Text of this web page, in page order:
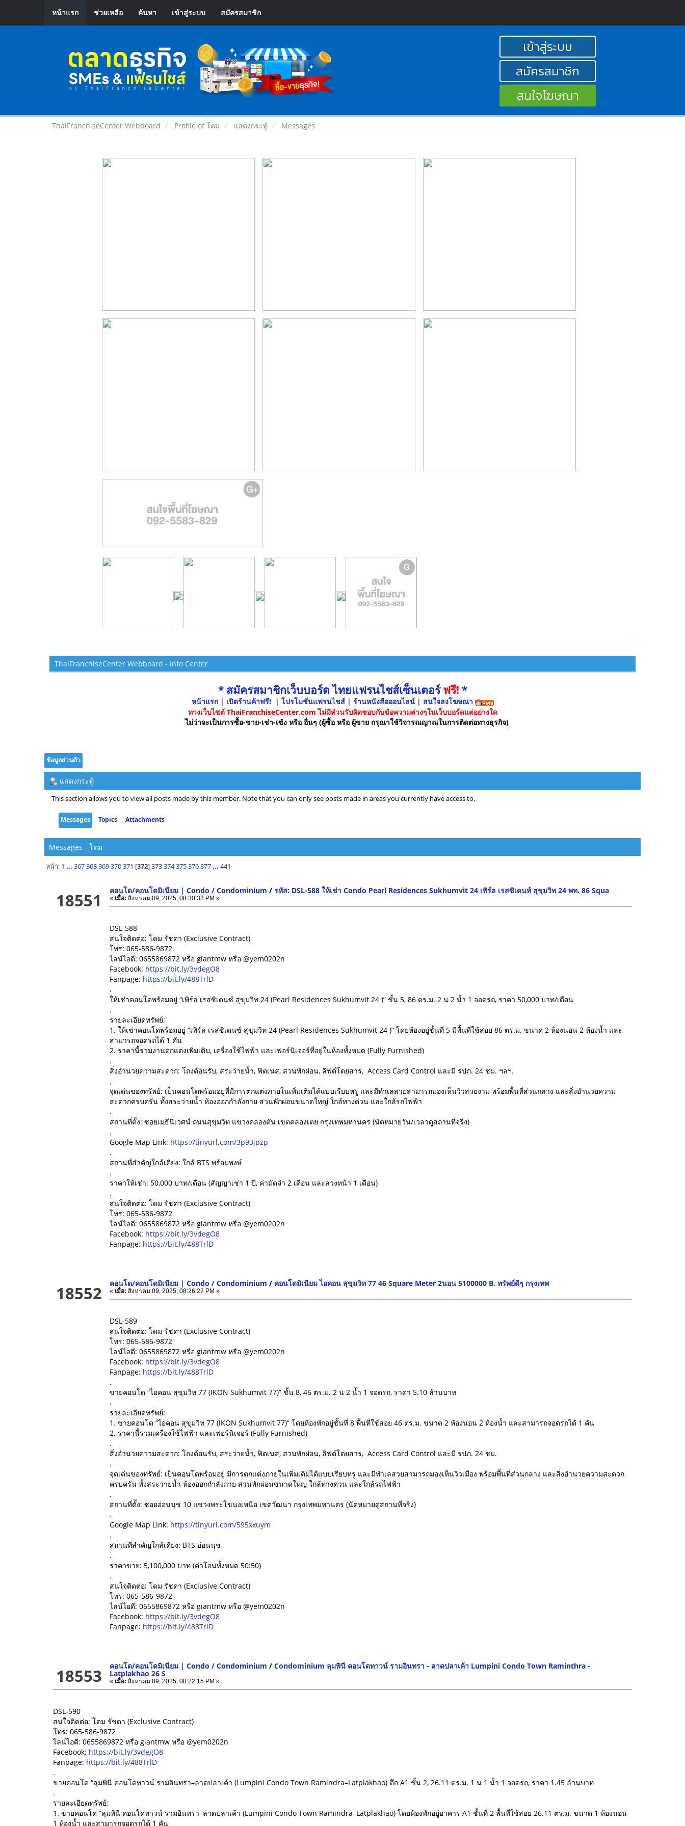
หน้าแรก ช่วยเหลือ ค้นหา เข้าสู่ระบบ สมัครสมาชิก
เข้าสู่ระบบ
สมัครสมาชิก
สนใจโฆษณา
ThaiFranchiseCenter Webboard Profile of โดม แสดงกระทู้ Messages
ThaiFranchiseCenter Webboard - Info Center
* สมัครสมาชิกเว็บบอร์ด ไทยแฟรนไชส์เซ็นเตอร์ฟรี! *
หน้าแรก| เปิดร้านค้าฟรี! | โปรโมชั่นแฟรนไชส์ | ร้านหนังสือออนไลน์ | สนใจลงโฆษณา
ทางเว็บไซต์ ThaiFranchiseCenter.com ไม่มีส่วนรับผิดชอบกับข้อความต่างๆในเว็บบอร์ดแต่อย่างใด
ไม่ว่าจะเป็นการซื้อ-ขาย-เช่า-เซ้ง หรือ อื่นๆ (ผู้ซื้อ หรือ ผู้ขาย กรุณาใช้วิจารณญาณในการติดต่อทางธุรกิจ)
ข้อมูลส่วนตัว
แสดงกระทู้
This section allows you to view all posts made by this member. Note that you can only see posts made in areas you currently have access to.
Messages Topics Attachments
Messages - โดม
หน้า: 1 ... 367 368 369 370 371 [372]373 374 375 376 377 ... 441
18551 คอนโด/คอนโดมิเนียม | Condo / Condominium /รหัส: DSL-588 ให้เช่า Condo Pearl Residences Sukhumvit 24 เพิร์ล เรสซิเดนท์ สุขุมวิท 24 พท. 86 Squa
« เมื่อ: สิงหาคม 09, 2025, 08:30:33 PM »
DSL-588
สนใจติดต่อ: โดม รัชดา (Exclusive Contract)
โทร: 065-586-9872
ไลน์ไอดี: 0655869872 หรือ giantmw หรือ @yem0202n
Facebook: https://bit.ly/3vdegO8
Fanpage: https://bit.ly/488TrlD
.
ให้เช่าคอนโดพร้อมอยู่ “เพิร์ล เรสซิเดนซ์ สุขุมวิท 24 (Pearl Residences Sukhumvit 24 )” ชั้น 5, 86 ตร.ม. 2 น 2 น้ำ 1 จอดรถ, ราคา 50,000 บาท/เดือน
.
รายละเอียดทรัพย์:
1. ให้เช่าคอนโดพร้อมอยู่ “เพิร์ล เรสซิเดนซ์ สุขุมวิท 24 (Pearl Residences Sukhumvit 24 )” โดยห้องอยู่ชั้นที่ 5 มีพื้นที่ใช้สอย 86 ตร.ม. ขนาด 2 ห้องนอน 2 ห้องน้ำ และ
สามารถจอดรถได้ 1 คัน
2. ราคานี้รวมงานตกแต่งเพิ่มเติม, เครื่องใช้ไฟฟ้า และเฟอร์นิเจอร์ที่อยู่ในห้องทั้งหมด (Fully Furnished)
.
สิ่งอำนวยความสะดวก: โถงต้อนรับ, สระว่ายน้ำ, ฟิตเนส, สวนพักผ่อน, ลิฟต์โดยสาร, Access Card Control และมี รปภ. 24 ชม. ฯลฯ.
.
จุดเด่นของทรัพย์: เป็นคอนโดพร้อมอยู่ที่มีการตกแต่งภายในเพิ่มเติมได้แบบเรียบหรู และมีทำเลสวยสามารถมองเห็นวิวสวยงาม พร้อมพื้นที่ส่วนกลาง และสิ่งอำนวยความ
สะดวกครบครัน ทั้งสระว่ายน้ำ ห้องออกกำลังกาย สวนพักผ่อนขนาดใหญ่ ใกล้ทางด่วน และใกล้รถไฟฟ้า
.
สถานที่ตั้ง: ซอยเมธีนิเวศน์ ถนนสุขุมวิท แขวงคลองตัน เขตคลองเตย กรุงเทพมหานคร (นัดหมายวัน/เวลาดูสถานที่จริง)
.
Google Map Link: https://tinyurl.com/3p93jpzp
.
สถานที่สำคัญใกล้เคียง: ใกล้ BTS พร้อมพงษ์
.
ราคาให้เช่า: 50,000 บาท/เดือน (สัญญาเช่า 1 ปี, ค่ามัดจำ 2 เดือน และล่วงหน้า 1 เดือน)
.
สนใจติดต่อ: โดม รัชดา (Exclusive Contract)
โทร: 065-586-9872
ไลน์ไอดี: 0655869872 หรือ giantmw หรือ @yem0202n
Facebook: https://bit.ly/3vdegO8
Fanpage: https://bit.ly/488TrlD
18552 คอนโด/คอนโดมิเนียม | Condo / Condominium / คอนโดมิเนียม ไอคอน สุขุมวิท 77 46 Square Meter 2นอน 5100000 B. ทรัพย์ดีๆ กรุงเทพ
« เมื่อ: สิงหาคม 09, 2025, 08:26:22 PM »
DSL-589
สนใจติดต่อ: โดม รัชดา (Exclusive Contract)
โทร: 065-586-9872
ไลน์ไอดี: 0655869872 หรือ giantmw หรือ @yem0202n
Facebook: https://bit.ly/3vdegO8
Fanpage: https://bit.ly/488TrlD
.
ขายคอนโด “ไอคอน สุขุมวิท 77 (IKON Sukhumvit 77)” ชั้น 8, 46 ตร.ม. 2 น 2 น้ำ 1 จอดรถ, ราคา 5.10 ล้านบาท
.
รายละเอียดทรัพย์:
1. ขายคอนโด “ไอคอน สุขุมวิท 77 (IKON Sukhumvit 77)” โดยห้องพักอยู่ชั้นที่ 8 พื้นที่ใช้สอย 46 ตร.ม. ขนาด 2 ห้องนอน 2 ห้องน้ำ และสามารถจอดรถได้ 1 คัน
2. ราคานี้รวมเครื่องใช้ไฟฟ้า และเฟอร์นิเจอร์ (Fully Furnished)
.
สิ่งอำนวยความสะดวก: โถงต้อนรับ, สระว่ายน้ำ, ฟิตเนส, สวนพักผ่อน, ลิฟต์โดยสาร, Access Card Control และมี รปภ. 24 ชม.
.
จุดเด่นของทรัพย์: เป็นคอนโดพร้อมอยู่ มีการตกแต่งภายในเพิ่มเติมได้แบบเรียบหรู และมีทำเลสวยสามารถมองเห็นวิวเมือง พร้อมพื้นที่ส่วนกลาง และสิ่งอำนวยความสะดวก
ครบครัน ทั้งสระว่ายน้ำ ห้องออกกำลังกาย สวนพักผ่อนขนาดใหญ่ ใกล้ทางด่วน และใกล้รถไฟฟ้า
.
สถานที่ตั้ง: ซอยอ่อนนุช 10 แขวงพระโขนงเหนือ เขตวัฒนา กรุงเทพมหานคร (นัดหมายดูสถานที่จริง)
.
Google Map Link: https://tinyurl.com/595xxuym
.
สถานที่สำคัญใกล้เคียง: BTS อ่อนนุช
.
ราคาขาย: 5,100,000 บาท (ค่าโอนทั้งหมด 50:50)
.
สนใจติดต่อ: โดม รัชดา (Exclusive Contract)
โทร: 065-586-9872
ไลน์ไอดี: 0655869872 หรือ giantmw หรือ @yem0202n
Facebook: https://bit.ly/3vdegO8
Fanpage: https://bit.ly/488TrlD
18553 คอนโด/คอนโดมิเนียม | Condo / Condominium /Condominium ลุมพินี คอนโดทาวน์ รามอินทรา - ลาดปลาเค้า Lumpini Condo Town Raminthra -
Latplakhao 26 S
« เมื่อ: สิงหาคม 09, 2025, 08:22:15 PM »
DSL-590
สนใจติดต่อ: โดม รัชดา (Exclusive Contract)
โทร: 065-586-9872
ไลน์ไอดี: 0655869872 หรือ giantmw หรือ @yem0202n
Facebook: https://bit.ly/3vdegO8
Fanpage: https://bit.ly/488TrlD
.
ขายคอนโด “ลุมพินี คอนโดทาวน์ รามอินทรา–ลาดปลาเค้า (Lumpini Condo Town Ramindra–Latplakhao) ตึก A1 ชั้น 2, 26.11 ตร.ม. 1 น 1 น้ำ 1 จอดรถ, ราคา 1.45 ล้านบาท
.
รายละเอียดทรัพย์:
1. ขายคอนโด “ลุมพินี คอนโดทาวน์ รามอินทรา–ลาดปลาเค้า (Lumpini Condo Town Ramindra–Latplakhao) โดยห้องพักอยู่อาคาร A1 ชั้นที่ 2 พื้นที่ใช้สอย 26.11 ตร.ม. ขนาด 1 ห้องนอน
1 ห้องน้ำ และสามารถจอดรถได้ 1 คัน